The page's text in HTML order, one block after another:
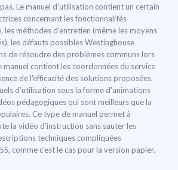
Le manuel d’utilisation contient un certain
concernant les fonctionnalités
les méthodes d'entretien (même les moyens
les défauts possibles Westinghouse
de résoudre des problèmes communs lors
manuel contient les coordonnées du service
de l'efficacité des solutions proposées.
d’utilisation sous la forme d'animations
pédagogiques qui sont meilleurs que la
Ce type de manuel permet à
la vidéo d'instruction sans sauter les
techniques compliquées
comme c’est le cas pour la version papier.